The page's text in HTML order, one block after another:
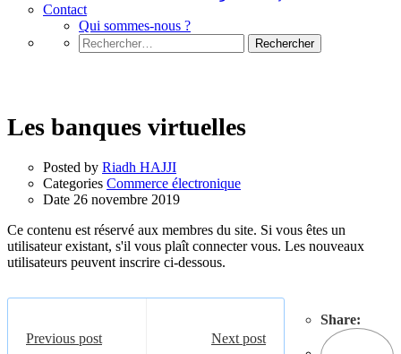
Contact
Qui sommes-nous ?
Rechercher :
Les banques virtuelles
Posted by Riadh HAJJI
Categories Commerce électronique
Date 26 novembre 2019
Ce contenu est réservé aux membres du site. Si vous êtes un
utilisateur existant, s'il vous plaît connecter vous. Les nouveaux
utilisateurs peuvent inscrire ci-dessous.
Share:
Previous post
Next post